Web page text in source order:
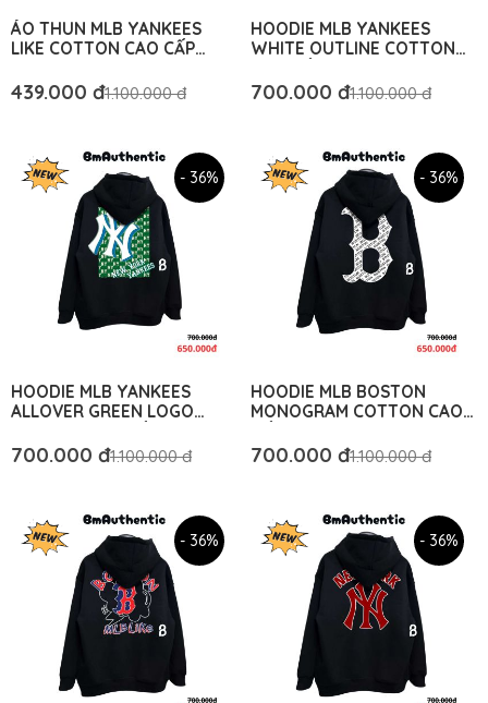
ÁO THUN MLB YANKEES
LIKE COTTON CAO CẤP
AUTHENTIC
439.000 đ1.100.000 đ
HOODIE MLB YANKEES
WHITE OUTLINE COTTON
AUTHENTIC
700.000 đ1.100.000 đ
- 36%
HOODIE MLB YANKEES
ALLOVER GREEN LOGO
RỘNG - BM AUTHENTIC
700.000 đ1.100.000 đ
- 36%
HOODIE MLB BOSTON
MONOGRAM COTTON CAO
700.000 đ1.100.000 đ
- 36% - 36%